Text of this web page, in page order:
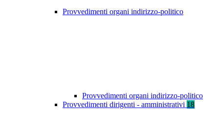
Provvedimenti organi indirizzo-politico
Provvedimenti organi indirizzo-politico
Provvedimenti dirigenti - amministrativi 18